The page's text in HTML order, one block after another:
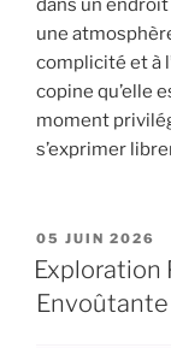
dans un
une
complicité et à
copine qu’elle
moment
s’exprimer
PUBLIÉ
LE
05 JUIN 2026
Exploration
Envoûtante